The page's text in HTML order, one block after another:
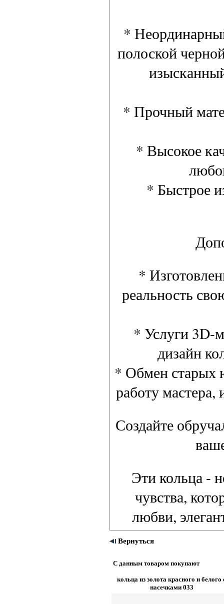
*
полоской
* Прочный
* Высокое
* Быстрое
*
реальность
* Услуги 3D-
дизайн
* Обмен старых
работу мастера,
Создайте
Эти кольца -
чувства,
любви,
Вернуться
С данным товаром покупают
кольца из золота красного и белого
насечками 033